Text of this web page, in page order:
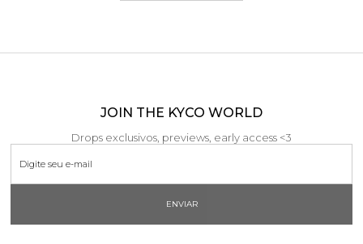
JOIN THE KYCO WORLD
Drops exclusivos, previews, early access <3
ENVIAR